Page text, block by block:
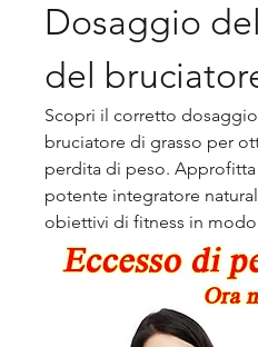
Dosaggio
del
Scopri il corretto
bruciatore di grasso per
perdita di peso.
potente integratore
obiettivi di fitness in